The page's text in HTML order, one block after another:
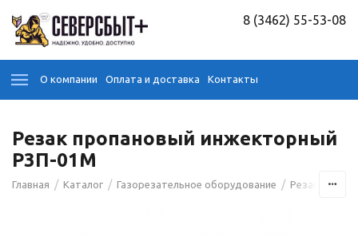
8 (3462) 55-53-08
О компании Оплата и доставка Контакты
Резак пропановый инжекторный
Р3П-01М
Главная / Каталог / Газорезательное оборудование / Резаки по